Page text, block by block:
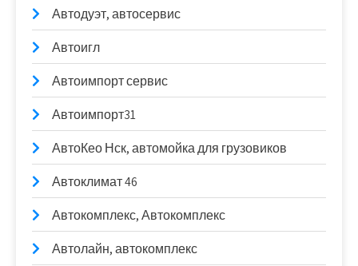
Автодуэт, автосервис
Автоигл
Автоимпорт сервис
Автоимпорт31
АвтоКео Нск, автомойка для грузовиков
Автоклимат 46
Автокомплекс, Автокомплекс
Автолайн, автокомплекс